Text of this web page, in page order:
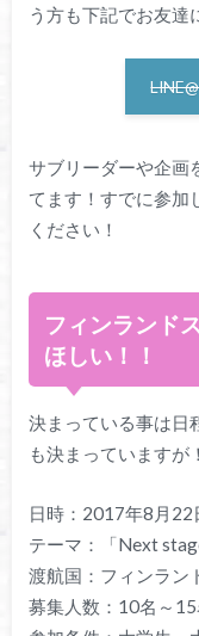
う方も下記でお友達
サブリーダーや企画
てます！すでに参加
ください！
フィンランド
ほしい！！
決まっている事は日
も決まっていますが
日時：2017年8月
テーマ：「Next
渡航国：フィンラン
募集人数：10名～15